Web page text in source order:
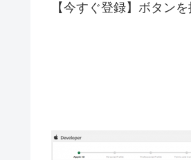
【今すぐ登録】ボタンを